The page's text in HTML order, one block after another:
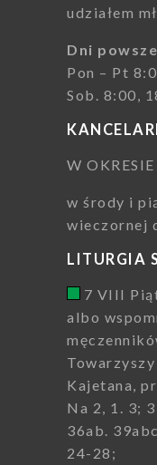
udziałem
Dni
Pon – Pt
Sob. 8:00,
W
w środy i
wieczornej
LITURGIA
7 VIII
albo
Kajetana,
Na 2, 1. 3;
36ab.
24-28;